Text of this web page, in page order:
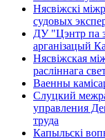
Нясвіжскі
судовых
ДУ "Цэнтр па
арганізацый
Нясвіжская
расліннага
Ваенны
Слуцкий
управления
труда
Капыльскі